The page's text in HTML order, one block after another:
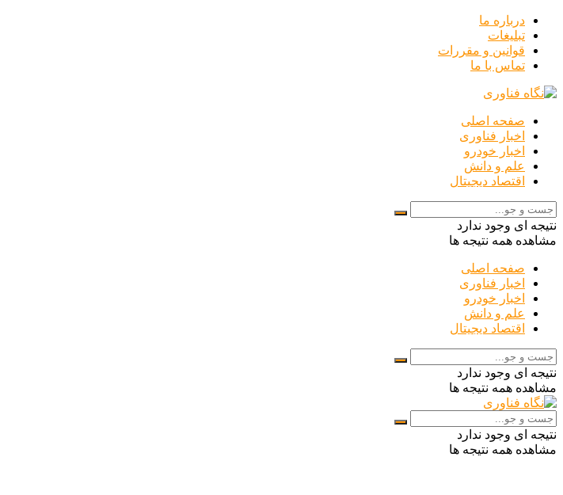
درباره ما
تبلیغات
قوانین و مقررات
تماس با ما
صفحه اصلی
اخبار فناوری
اخبار خودرو
علم و دانش
اقتصاد دیجیتال
نتیجه ای وجود ندارد
مشاهده همه نتیجه ها
صفحه اصلی
اخبار فناوری
اخبار خودرو
علم و دانش
اقتصاد دیجیتال
نتیجه ای وجود ندارد
مشاهده همه نتیجه ها
نتیجه ای وجود ندارد
مشاهده همه نتیجه ها